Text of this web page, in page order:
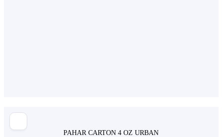
PAHAR CARTON 4 OZ URBAN